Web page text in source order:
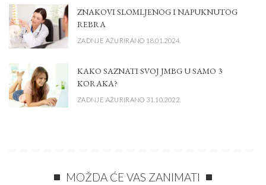
ZNAKOVI SLOMLJENOG I NAPUKNUTOG
REBRA
ZADNJE AŽURIRANO 18.01.2024.
KAKO SAZNATI SVOJ JMBG U SAMO 3
KORAKA?
ZADNJE AŽURIRANO 31.10.2022.
MOŽDA ĆE VAS ZANIMATI